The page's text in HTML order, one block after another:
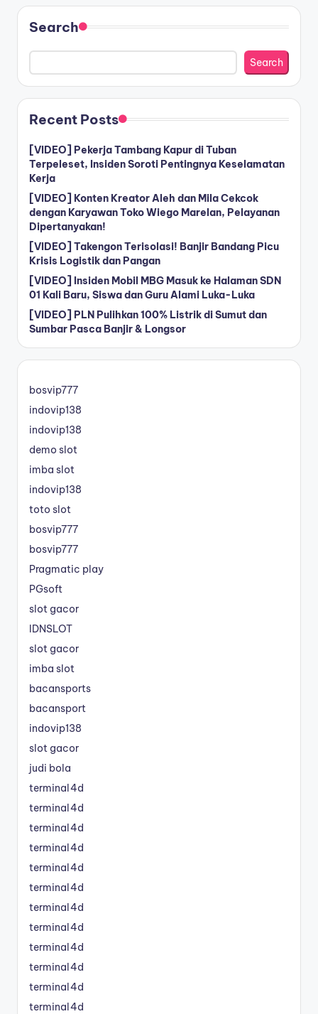
Search
Search
Recent Posts
[VIDEO] Pekerja Tambang Kapur di Tuban
Terpeleset, Insiden Soroti Pentingnya Keselamatan
Kerja
[VIDEO] Konten Kreator Aleh dan Mila Cekcok
dengan Karyawan Toko Wiego Marelan, Pelayanan
Dipertanyakan!
[VIDEO] Takengon Terisolasi! Banjir Bandang Picu
Krisis Logistik dan Pangan
[VIDEO] Insiden Mobil MBG Masuk ke Halaman SDN
01 Kali Baru, Siswa dan Guru Alami Luka-Luka
[VIDEO] PLN Pulihkan 100% Listrik di Sumut dan
Sumbar Pasca Banjir & Longsor
bosvip777
indovip138
indovip138
demo slot
imba slot
indovip138
toto slot
bosvip777
bosvip777
Pragmatic play
PGsoft
slot gacor
IDNSLOT
slot gacor
imba slot
bacansports
bacansport
indovip138
slot gacor
judi bola
terminal4d
terminal4d
terminal4d
terminal4d
terminal4d
terminal4d
terminal4d
terminal4d
terminal4d
terminal4d
terminal4d
terminal4d